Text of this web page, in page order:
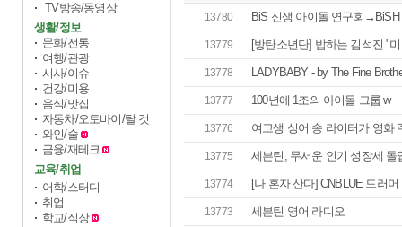
TV방송/동영상
생활/정보
문화/전통
여행/관광
시사/이슈
건강/미용
음식/맛집
자동차/오토바이/탈 것
와인/술
금융/재테크
교육/취업
어학/스터디
취업
학교/직장
13780 BiS 신생 아이돌 연구회
13779 [방탄소년단] 밥하는 김석진 "
13778 LADYBABY - by The Fine
13777 100년에 1조의 아이돌 그룹 w
13776 여고생 싱어 송 라이터가 영화
13775 세븐틴, 무서운 인기 성장세 돌
13774 [나 혼자 산다] CNBLUE 드러
13773 세븐틴 영어 라디오